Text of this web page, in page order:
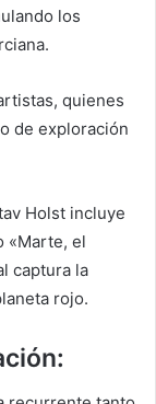
los
quienes
de exploración
Holst incluye
«Marte, el
captura la
rojo.